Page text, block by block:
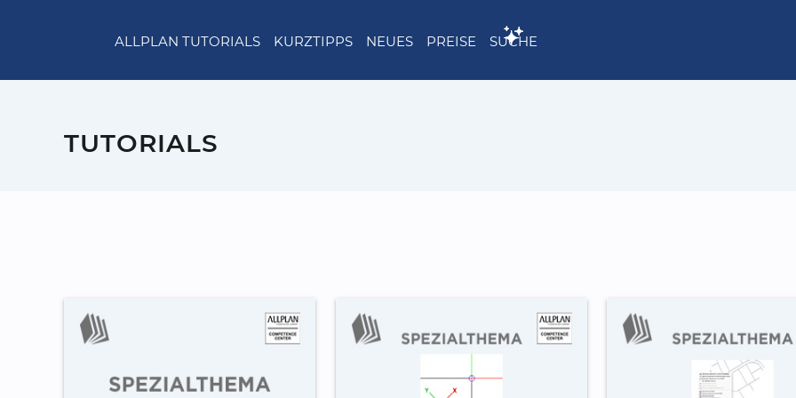
ALLPLAN TUTORIALS KURZTIPPS NEUES PREISE SUCHE
TUTORIALS